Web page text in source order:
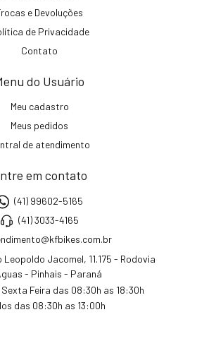
e Devoluções
de Privacidade
Contato
do Usuário
Meu cadastro
Meus pedidos
de atendimento
em contato
(41) 99602-5165
(41) 3033-4165
Jacomel, 11.175 - Rodovia
- Pinhais - Paraná
Feira das 08:30h as 18:30h
das 08:30h as 13:00h